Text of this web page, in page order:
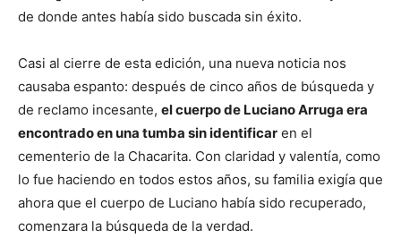
de donde antes había sido buscada sin éxito.
Casi al cierre de esta edición, una nueva noticia nos
causaba espanto: después de cinco años de búsqueda y
de reclamo incesante, el cuerpo de Luciano Arruga era
encontrado en una tumba sin identificar en el
cementerio de la Chacarita. Con claridad y valentía, como
lo fue haciendo en todos estos años, su familia exigía que
ahora que el cuerpo de Luciano había sido recuperado,
comenzara la búsqueda de la verdad.